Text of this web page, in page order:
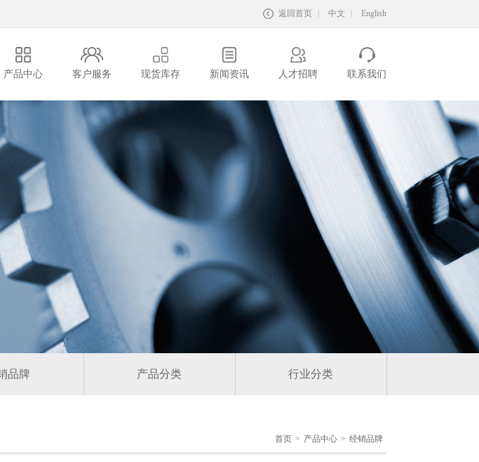
返回首页 中文 English
产品中心 客户服务 现货库存 新闻资讯 人才招聘 联系我们
品牌 产品分类 行业分类
首页 > 产品中心 > 经销品牌